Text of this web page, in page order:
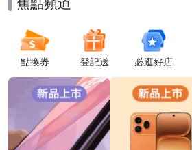
點換券 登記送 必逛好店